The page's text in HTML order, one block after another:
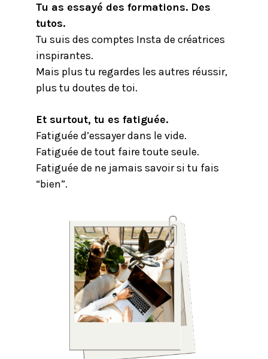
Tu as essayé des formations. Des
tutos.
Tu suis des comptes Insta de créatrices
inspirantes.
Mais plus tu regardes les autres réussir,
plus tu doutes de toi.
Et surtout, tu es fatiguée.
Fatiguée d’essayer dans le vide.
Fatiguée de tout faire toute seule.
Fatiguée de ne jamais savoir si tu fais
“bien”.